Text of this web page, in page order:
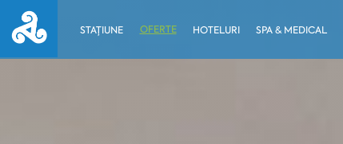
STAȚIUNE OFERTE HOTELURI SPA & MEDICAL